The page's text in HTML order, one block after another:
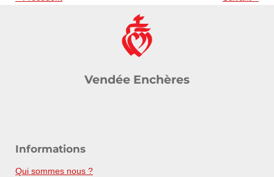
Vendée Enchères
Informations
Qui sommes nous ?